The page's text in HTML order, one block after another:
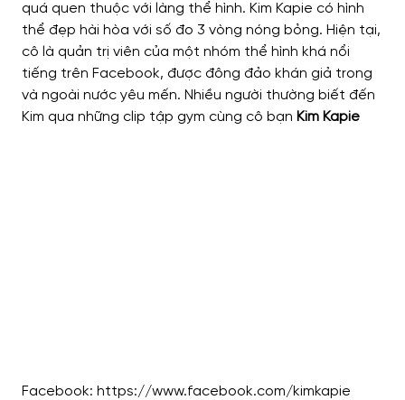
quá quen thuộc với làng thể hình. Kim Kapie có hình
thể đẹp hài hòa với số đo 3 vòng nóng bỏng. Hiện tại,
cô là quản trị viên của một nhóm thể hình khá nổi
tiếng trên Facebook, được đông đảo khán giả trong
và ngoài nước yêu mến. Nhiều người thường biết đến
Kim qua những clip tập gym cùng cô bạn Kim Kapie
Facebook: https://www.facebook.com/kimkapie